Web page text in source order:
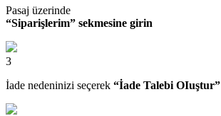
Pasaj üzerinde
“Siparişlerim” sekmesine girin
3
İade nedeninizi seçerek “İade Talebi OIuştur”